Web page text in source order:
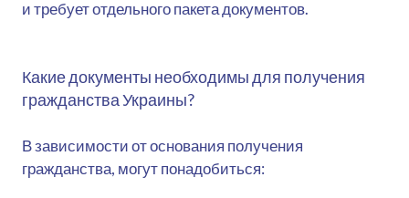
и требует отдельного пакета документов.
Какие документы необходимы для получения
гражданства Украины?
В зависимости от основания получения
гражданства, могут понадобиться: